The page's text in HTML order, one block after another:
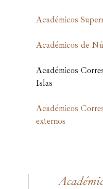
Académicos
Académicos de
Académicos
Islas
Académicos
externos